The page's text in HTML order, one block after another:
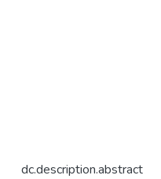
dc.description.abstract